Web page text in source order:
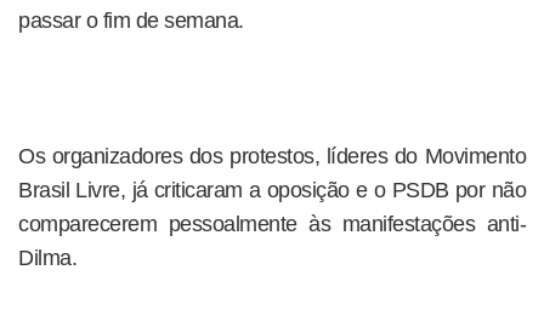
passar o fim de semana.
Os organizadores dos protestos, líderes do Movimento
Brasil Livre, já criticaram a oposição e o PSDB por não
comparecerem pessoalmente às manifestações anti-
Dilma.